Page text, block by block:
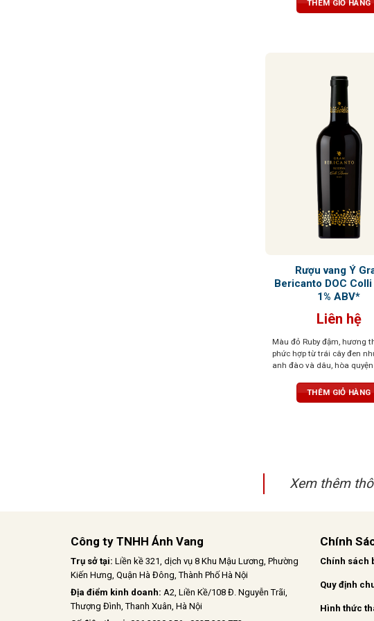
trịa, cân bằng hoàn hảo với
THÊM GIỎ HÀNG
Rượu vang Ý
Bericanto DOC
1% ABV*
Liên hệ
Màu đỏ Ruby đậm, hương
phức hợp từ trái cây đen
anh đào và dâu, hòa
thanh lịch, tannin mềm mại,
ấn tượng
THÊM GIỎ HÀNG
Xem thêm
Công ty TNHH Ánh Vang
Trụ sở tại: Liền kề 321, dịch vụ 8 Khu Mậu Lương, Phường
Kiến Hưng, Quận Hà Đông, Thành Phố Hà Nội
Địa điểm kinh doanh: A2, Liền Kề/108 Đ. Nguyễn Trãi,
Thượng Đình, Thanh Xuân, Hà Nội
Chính
Chính sách
Quy định
Hình thức